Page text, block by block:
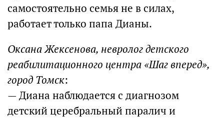
самостоятельно семья не в силах,
работает только папа Дианы.
Оксана Жексенова, невролог детского
реабилитационного центра «Шаг вперед»,
город Томск:
— Диана наблюдается с диагнозом
детский церебральный паралич и